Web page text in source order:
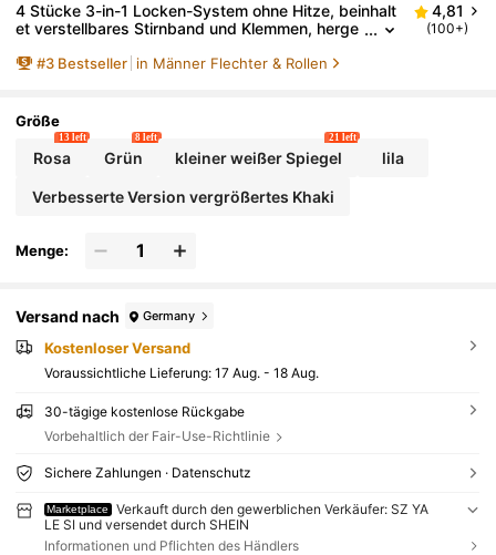
4 Stücke 3-in-1 Locken-System ohne Hitze, beinhalt
et verstellbares Stirnband und Klemmen, herge
in, inklusive Samt-Aufbewahrungstasche, Übernach
ür die Nacht, Reisen und als luxuriöses Haarpflege-
Geschenk
4,81
(100+)
#3 Bestseller in Männer Flechter & Rollen
Größe
Rosa
13 left
Grün
8 left
kleiner weißer Spiegel
21 left
lila
Verbesserte Version vergrößertes Khaki
Menge:
Versand nach Germany
Kostenloser Versand
Voraussichtliche Lieferung: 17 Aug. - 18 Aug.
30-tägige kostenlose Rückgabe
Vorbehaltlich der Fair-Use-Richtlinie
Sichere Zahlungen · Datenschutz
Marketplace
Verkauft durch den gewerblichen Verkäufer: SZ YA
LE SI und versendet durch SHEIN
Informationen und Pflichten des Händlers